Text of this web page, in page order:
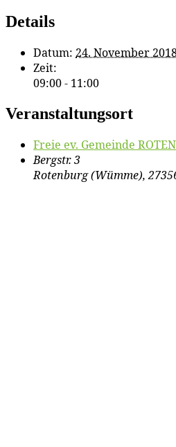
Details
Datum: 24. November
Zeit:
09:00 - 11:00
Veranstaltungsort
Freie ev. Ge­mein­de
Bergstr. 3
Rotenburg (Wümme),